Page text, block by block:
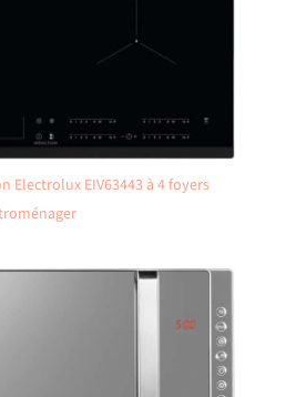
Electrolux EIV63443 à 4 foyers